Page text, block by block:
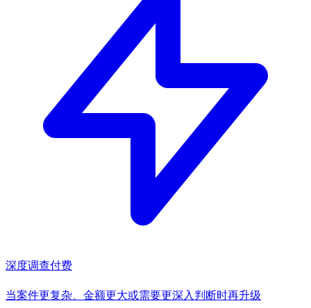
深度调查付费
当案件更复杂、金额更大或需要更深入判断时再升级